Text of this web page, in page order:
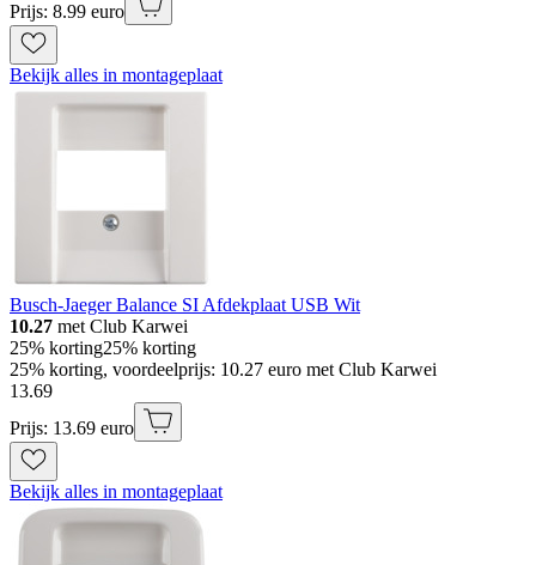
Prijs: 8.99 euro
Bekijk alles in montageplaat
Busch-Jaeger Balance SI Afdekplaat USB Wit
10.27 met Club Karwei
25% korting25% korting
25% korting, voordeelprijs: 10.27 euro met Club Karwei
13.69
Prijs: 13.69 euro
Bekijk alles in montageplaat